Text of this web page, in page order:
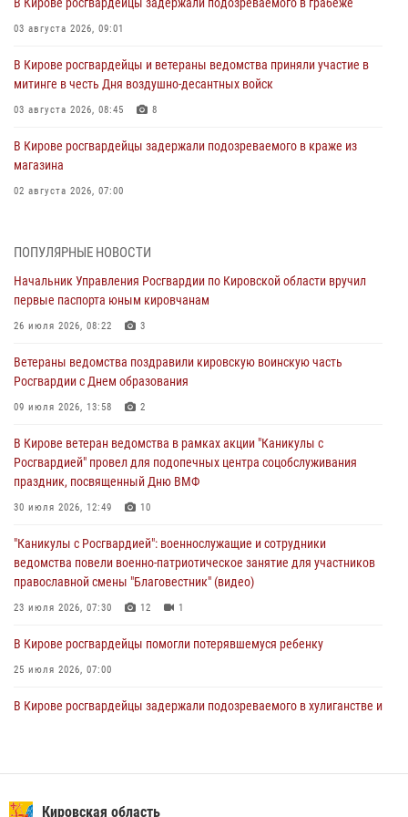
03 августа 2026, 09:01
В Кирове росгвардейцы и ветераны ведомства приняли участие в
митинге в честь Дня воздушно-десантных войск
03 августа 2026, 08:45 8
В Кирове росгвардейцы задержали подозреваемого в краже из
магазина
02 августа 2026, 07:00
Российской Федерации
В Росгвардии вспоминают российских воинов, погибших в Первой
мировой войне 1914-1918 годов
В Кирове офицер Росгвардии стал победителем открытого
шахматного турнира
Директор Росгвардии Герой России генерал армии Виктор Золотов
поздравил специалистов подразделений тыла с профессиональным
праздником
ПОПУЛЯРНЫЕ НОВОСТИ
Начальник Управления Росгвардии по Кировской области вручил
первые паспорта юным кировчанам
26 июля 2026, 08:22 3
Ветераны ведомства поздравили кировскую воинскую часть
Росгвардии с Днем образования
09 июля 2026, 13:58 2
В Кирове ветеран ведомства в рамках акции "Каникулы с
Росгвардией" провел для подопечных центра соцобслуживания
праздник, посвященный Дню ВМФ
30 июля 2026, 12:49 10
"Каникулы с Росгвардией": военнослужащие и сотрудники
ведомства повели военно-патриотическое занятие для участников
православной смены "Благовестник" (видео)
23 июля 2026, 07:30 12 1
В Кирове росгвардейцы помогли потерявшемуся ребенку
25 июля 2026, 07:00
В Кирове росгвардейцы задержали подозреваемого в хулиганстве и
вневедомственную охрану и поступления в ведомственные вузы
Кировская область